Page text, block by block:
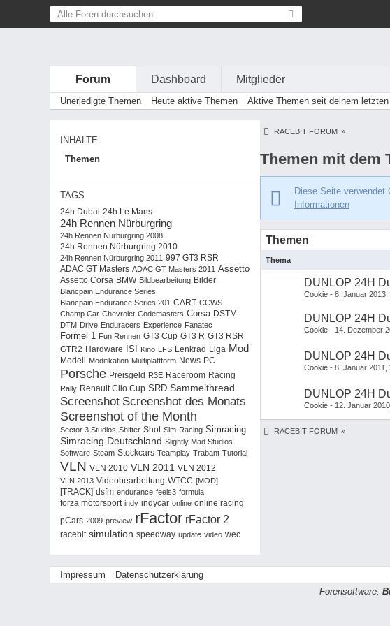
Forum Dashboard Mitglieder
Unerledigte Themen Heute aktive Themen Aktive Themen seit deinem
INHALTE
Themen
TAGS
24h Dubai 24h Le Mans
24h Rennen Nürburgring
24h Rennen Nürburgring 2008
24h Rennen Nürburgring 2010
24h Rennen Nürburgring 2011 997 GT3 RSR
ADAC GT Masters ADAC GT Masters 2011 Assetto
Assetto Corsa BMW Bildbearbeitung Bilder
Blancpain Endurance Series
Blancpain Endurance Series 201 CART CCWS
Champ Car Chevrolet Codemasters Corsa DSTM
DTM Drive Enduracers Experience Fanatec
Formel 1 Fun Rennen GT3 Cup GT3 R GT3 RSR
GTR2 Hardware ISI Kino LFS Lenkrad Liga Mod
Modell Modifikation Multiplattform News PC
Porsche Preisgeld R3E Raceroom Racing
Rally Renault Clio Cup SRD Sammelthread
Screenshot Screenshot des Monats
Screenshot of the Month
Sector 3 Studios Shifter Shot Sim-Racing Simracing
Simracing Deutschland Slightly Mad Studios
Software Steam Stockcars Teamplay Trabant Tutorial
VLN VLN 2010 VLN 2011 VLN 2012
VLN 2013 Videobearbeitung WTCC [MOD]
[TRACK] dsfm endurance feels3 formula
forza motorsport indy indycar online online racing
pCars 2009 preview rFactor rFactor 2
racebit simulation speedway update video wec
RACEBIT FORUM »
Themen mit dem
Diese Seite
Informationen
Themen
Thema
DUNLOP 24H
Cookie 8. Januar 2013,
DUNLOP 24H
Cookie 14. Dezember
DUNLOP 24H
Cookie 8. Januar 2011,
DUNLOP 24H
Cookie 12. Januar
RACEBIT FORUM »
Impressum Datenschutzerklärung
Forensoftware: